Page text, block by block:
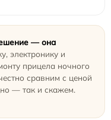
— она
электронику и
прицела ночного
сравним с ценой
— так и скажем.